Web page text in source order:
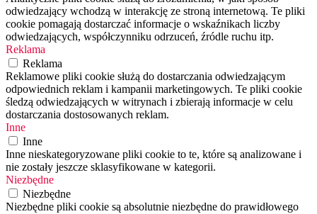
odwiedzający wchodzą w interakcję ze stroną internetową. Te pliki
cookie pomagają dostarczać informacje o wskaźnikach liczby
odwiedzających, współczynniku odrzuceń, źródle ruchu itp.
Reklama
Reklama
Reklamowe pliki cookie służą do dostarczania odwiedzającym
odpowiednich reklam i kampanii marketingowych. Te pliki cookie
śledzą odwiedzających w witrynach i zbierają informacje w celu
dostarczania dostosowanych reklam.
Inne
Inne
Inne nieskategoryzowane pliki cookie to te, które są analizowane i
nie zostały jeszcze sklasyfikowane w kategorii.
Niezbędne
Niezbędne
Niezbędne pliki cookie są absolutnie niezbędne do prawidłowego